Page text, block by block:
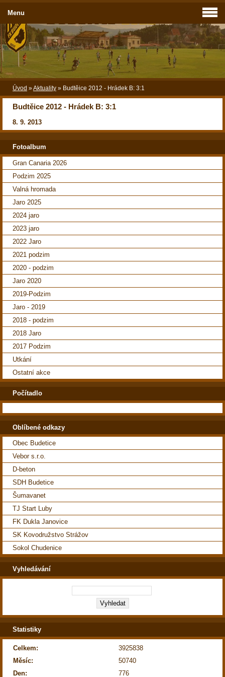
Úvod »Aktuality » Budtěice 2012 - Hrádek B: 3:1
Budtěice 2012 - Hrádek B: 3:1
8. 9. 2013
Menu
Fotoalbum
Gran Canaria 2026
Podzim 2025
Valná hromada
Jaro 2025
2024 jaro
2023 jaro
2022 Jaro
2021 podzim
2020 - podzim
Jaro 2020
2019-Podzim
Jaro - 2019
2018 - podzim
2018 Jaro
2017 Podzim
Utkání
Ostatní akce
Počítadlo
Oblíbené odkazy
Obec Budetice
Vebor s.r.o.
D-beton
SDH Budetice
Šumavanet
TJ Start Luby
FK Dukla Janovice
SK Kovodružstvo Strážov
Sokol Chudenice
Vyhledávání
Statistiky
Celkem:
3925838
Měsíc:
50740
Den:
776